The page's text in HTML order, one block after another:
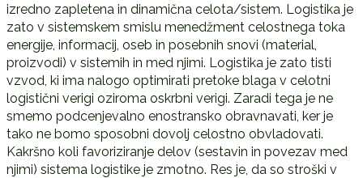
izredno zapletena in dinamična celota/sistem. Logistika je
zato v sistemskem smislu menedžment celostnega toka
energije, informacij, oseb in posebnih snovi (material,
proizvodi) v sistemih in med njimi. Logistika je zato tisti
vzvod, ki ima nalogo optimirati pretoke blaga v celotni
logistični verigi oziroma oskrbni verigi. Zaradi tega je ne
smemo podcenjevalno enostransko obravnavati, ker je
tako ne bomo sposobni dovolj celostno obvladovati.
Kakršno koli favoriziranje delov (sestavin in povezav med
njimi) sistema logistike je zmotno. Res je, da so stroški v